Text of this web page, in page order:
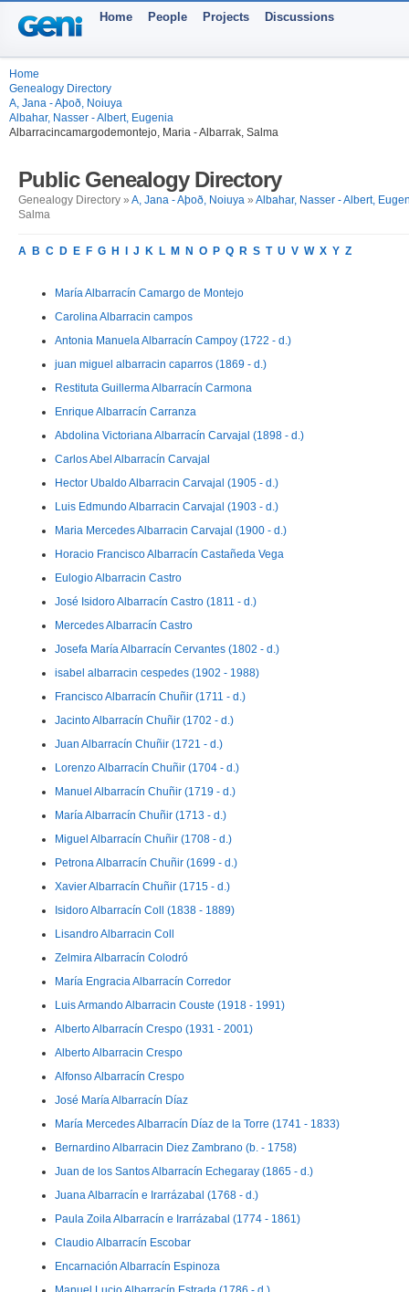
Home People Projects Discussions
Home
Genealogy Directory
A, Jana - Aþoð, Noiuya
Albahar, Nasser - Albert, Eugenia
Albarracincamargodemontejo, Maria - Albarrak, Salma
Public Genealogy Directory
Genealogy Directory » A, Jana - Aþoð, Noiuya » Albahar, Nasser - Albert,
Salma
A B C D E F G H J K L M N O P Q R S T U V W X Y Z
María Albarracín Camargo de Montejo
Carolina Albarracin campos
Antonia Manuela Albarracín Campoy (1722 - d.)
juan miguel albarracin caparros (1869 - d.)
Restituta Guillerma Albarracín Carmona
Enrique Albarracín Carranza
Abdolina Victoriana Albarracín Carvajal (1898 - d.)
Carlos Abel Albarracín Carvajal
Hector Ubaldo Albarracin Carvajal (1905 - d.)
Luis Edmundo Albarracin Carvajal (1903 - d.)
Maria Mercedes Albarracin Carvajal (1900 - d.)
Horacio Francisco Albarracín Castañeda Vega
Eulogio Albarracin Castro
José Isidoro Albarracín Castro (1811 - d.)
Mercedes Albarracín Castro
Josefa María Albarracín Cervantes (1802 - d.)
isabel albarracin cespedes (1902 - 1988)
Francisco Albarracín Chuñir (1711 - d.)
Jacinto Albarracín Chuñir (1702 - d.)
Juan Albarracín Chuñir (1721 - d.)
Lorenzo Albarracín Chuñir (1704 - d.)
Manuel Albarracín Chuñir (1719 - d.)
María Albarracín Chuñir (1713 - d.)
Miguel Albarracín Chuñir (1708 - d.)
Petrona Albarracín Chuñir (1699 - d.)
Xavier Albarracín Chuñir (1715 - d.)
Isidoro Albarracín Coll (1838 - 1889)
Lisandro Albarracin Coll
Zelmira Albarracín Colodró
María Engracia Albarracín Corredor
Luis Armando Albarracin Couste (1918 - 1991)
Alberto Albarracín Crespo (1931 - 2001)
Alberto Albarracin Crespo
Alfonso Albarracín Crespo
José María Albarracín Díaz
María Mercedes Albarracín Díaz de la Torre (1741 - 1833)
Bernardino Albarracin Diez Zambrano (b. - 1758)
Juan de los Santos Albarracín Echegaray (1865 - d.)
Juana Albarracín e Irarrázabal (1768 - d.)
Paula Zoila Albarracín e Irarrázabal (1774 - 1861)
Claudio Albarracín Escobar
Encarnación Albarracín Espinoza